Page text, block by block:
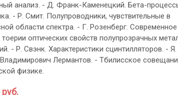
анализ. - Д. Франк-Каменецкий. Бета-
- Р. Смит. Полупроводники, чувствительные в
области спектра. - Г. Розенберг. Современное
оптических свойств полупрозрачных
- Р. Свэнк. Характеристики сцинтилляторов. -
Лермантов. - Тбилисское
физике.